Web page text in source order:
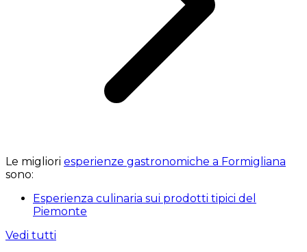
Le migliori esperienze gastronomiche a Formigliana
sono:
Esperienza culinaria sui prodotti tipici del
Piemonte
Vedi tutti